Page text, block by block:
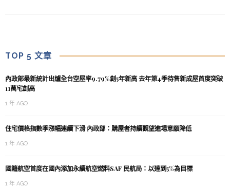
TOP 5 文章
內政部最新統計出爐全台空屋率9.79%創5年新高 去年第4季待售新成屋首度突破
11萬宅創高
1 年 AGO
住宅價格指數季漲幅連續下滑 內政部：購屋者持續觀望進場意願降低
1 年 AGO
國籍航空首度在國內添加永續航空燃料SAF 民航局：以達到5%為目標
1 年 AGO